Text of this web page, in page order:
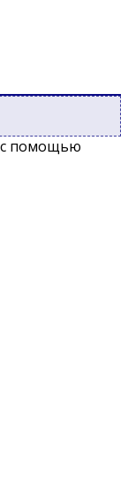
с помощью